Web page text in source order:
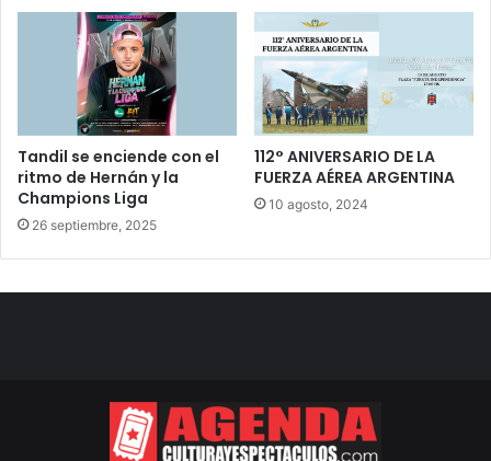
Tandil se enciende con el
ritmo de Hernán y la
Champions Liga
26 septiembre, 2025
112° ANIVERSARIO DE LA
FUERZA AÉREA ARGENTINA
10 agosto, 2024